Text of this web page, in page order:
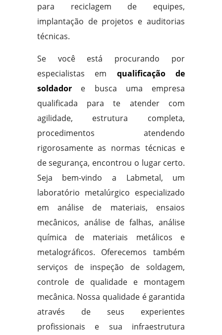
para reciclagem de equipes,
implantação de projetos e auditorias
técnicas.
Se você está procurando por
especialistas em qualificação de
soldador e busca uma empresa
qualificada para te atender com
agilidade, estrutura completa,
procedimentos atendendo
rigorosamente as normas técnicas e
de segurança, encontrou o lugar certo.
Seja bem-vindo a Labmetal, um
laboratório metalúrgico especializado
em análise de materiais, ensaios
mecânicos, análise de falhas, análise
química de materiais metálicos e
metalográficos. Oferecemos também
serviços de inspeção de soldagem,
controle de qualidade e montagem
mecânica. Nossa qualidade é garantida
através de seus experientes
profissionais e sua infraestrutura